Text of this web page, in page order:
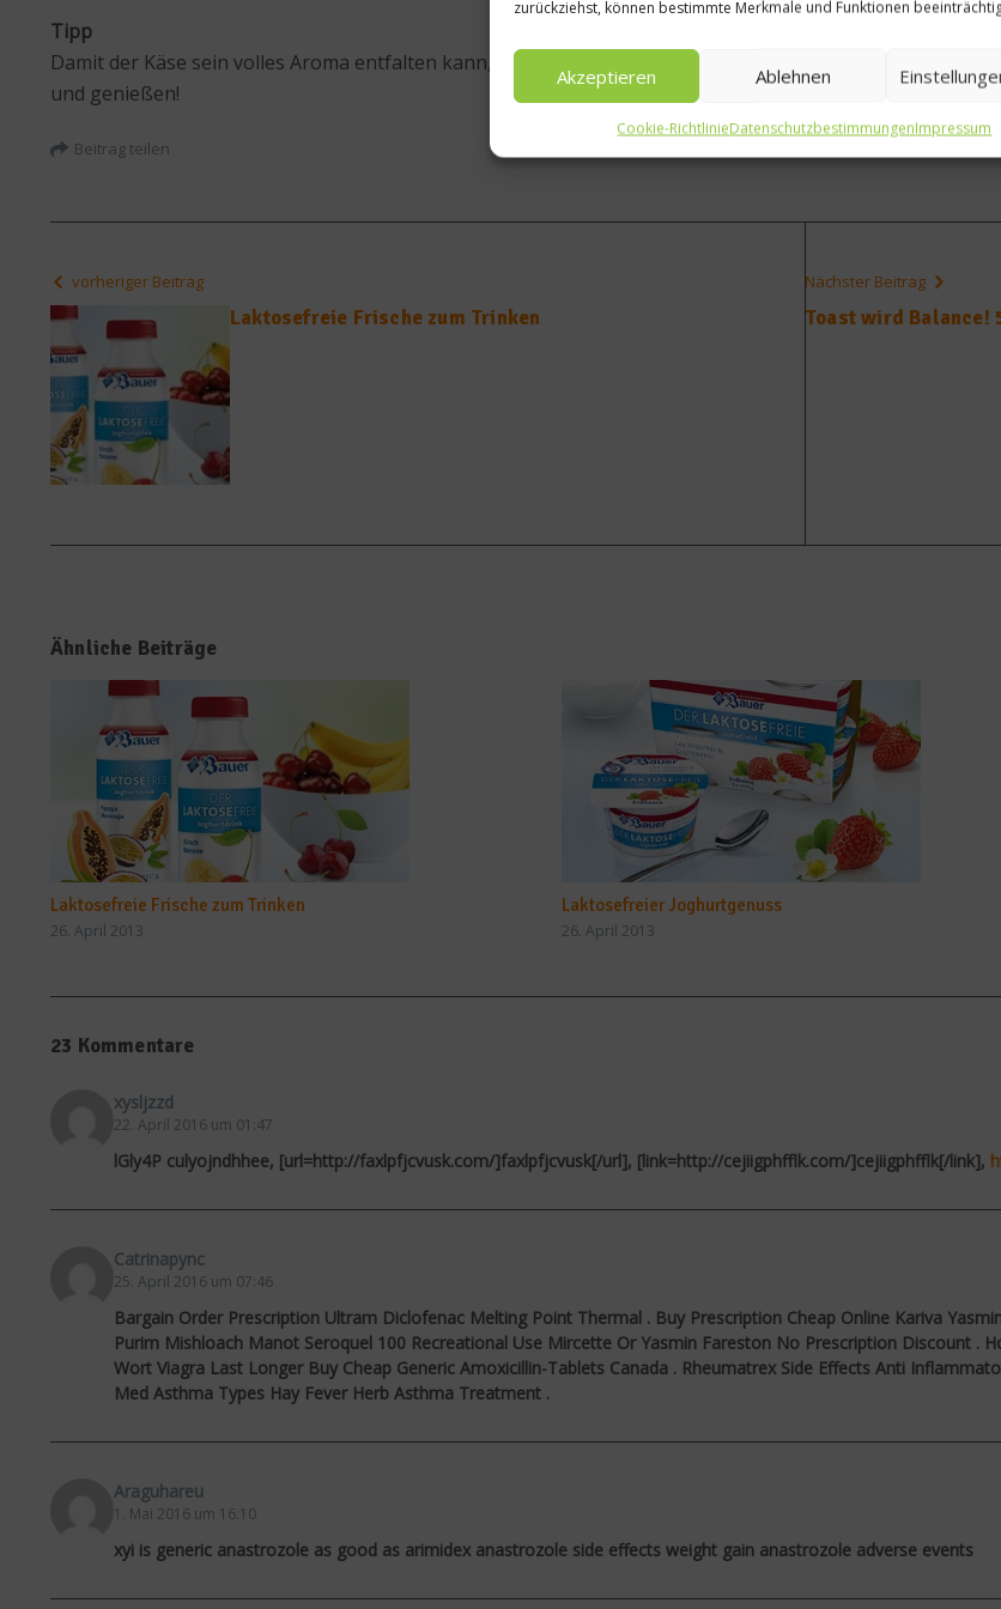
zurückziehst, können bestimmte Merkmale und Funktionen
Akzeptieren Ablehnen
Cookie-RichtlinieDatenschutzbestimmungenImpressum
Tipp
Damit der Käse sein volles Aroma entfalten kann, sollte er bei Zimmertemperatur verzehrt werden. Also
und genießen!
Beitrag teilen
vorheriger Beitrag
Laktosefreie Frische zum Trinken
Nächster Beitrag
Toast wird Balance!
Ähnliche Beiträge
Laktosefreie Frische zum Trinken
26. April 2013
Laktosefreier Joghurtgenuss
26. April 2013
23 Kommentare
xysljzzd
22. April 2016 um 01:47
lGly4P culyojndhhee, [url=http://faxlpfjcvusk.com/]faxlpfjcvusk[/url], [link=http://cejiigphfflk.com/]cejiigphfflk[/link],
Catrinapync
25. April 2016 um 07:46
Bargain Order Prescription Ultram Diclofenac Melting Point Thermal . Buy Prescription Cheap Online Kariva
Purim Mishloach Manot Seroquel 100 Recreational Use Mircette Or Yasmin Fareston No Prescription Discount .
Wort Viagra Last Longer Buy Cheap Generic Amoxicillin-Tablets Canada . Rheumatrex Side Effects Anti
Med Asthma Types Hay Fever Herb Asthma Treatment .
Araguhareu
1. Mai 2016 um 16:10
xyi is generic anastrozole as good as arimidex anastrozole side effects weight gain anastrozole adverse events